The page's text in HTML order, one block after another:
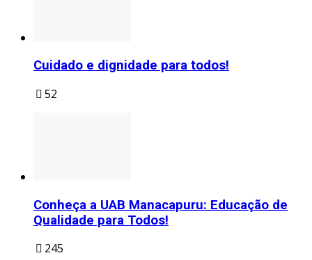
Cuidado e dignidade para todos!
52
Conheça a UAB Manacapuru: Educação de
Qualidade para Todos!
245